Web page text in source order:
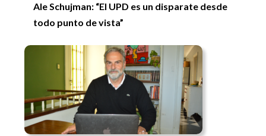
Ale Schujman: “El UPD es un disparate desde
todo punto de vista”